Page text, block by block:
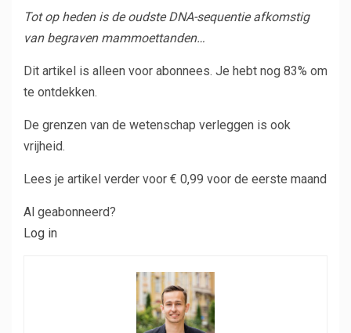
Tot op heden is de oudste DNA-sequentie afkomstig
van begraven mammoettanden…
Dit artikel is alleen voor abonnees. Je hebt nog 83% om
te ontdekken.
De grenzen van de wetenschap verleggen is ook
vrijheid.
Lees je artikel verder voor € 0,99 voor de eerste maand
Al geabonneerd?
Log in